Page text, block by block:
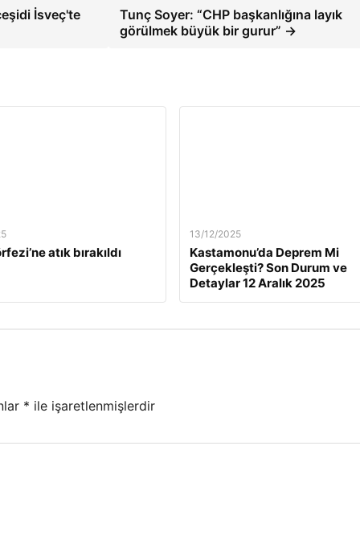
İsveç'te
Tunç Soyer: “CHP başkanlığına layık
görülmek büyük bir gurur” →
atık bırakıldı
13/12/2025
Kastamonu’da Deprem Mi
Gerçekleşti? Son Durum ve
Detaylar 12 Aralık 2025
* ile işaretlenmişlerdir